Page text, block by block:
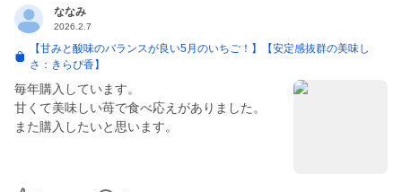
ななみ
2026.2.7
【甘みと酸味のバランスが良い5月のいちご！】【安定感抜群の美味し
さ：きらぴ香】
毎年購入しています。
甘くて美味しい苺で食べ応えがありました。
また購入したいと思います。